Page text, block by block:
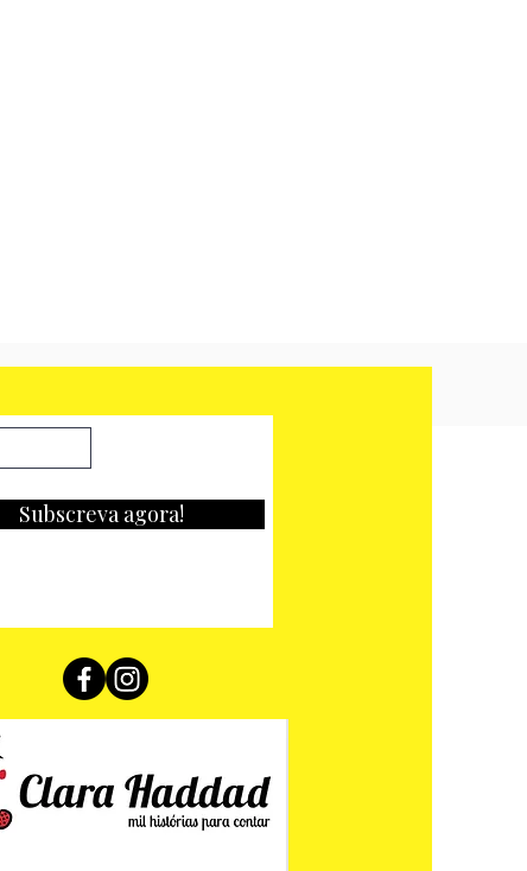
Subscreva agora!